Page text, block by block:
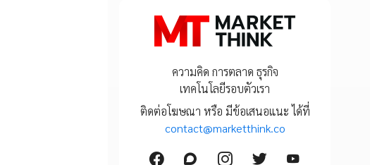
ความคิด การตลาด ธุรกิจ
เทคโนโลยีรอบตัวเรา
ติดต่อโฆษณา หรือ มีข้อเสนอแนะ ได้ที่
contact@marketthink.co